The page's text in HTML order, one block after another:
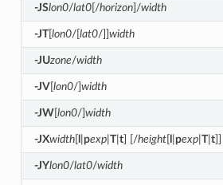
-JSlon0/lat0[/horizon]/width
-JT[ lon0/[ lat0/]] width
-JUzone/width
-JV[ lon0/] width
-JW[ lon0/] width
-JXwidth[ pexp| T| t] [/height[ pexp| T| t]] [
-JYlon0/lat0/width